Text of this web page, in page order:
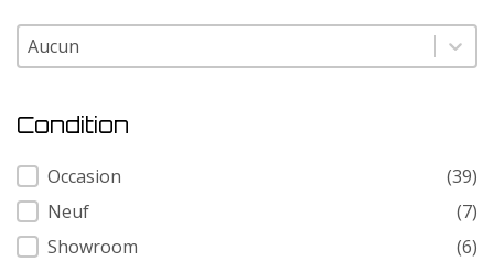
Modele
Modele
Condition
Condition
Occasion
(39)
Neuf
(7)
Showroom
(6)